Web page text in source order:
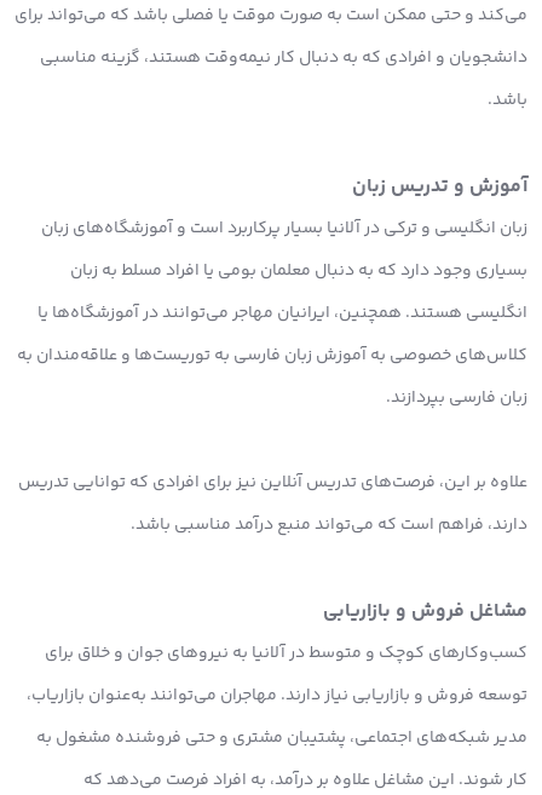
می‌کند و حتی ممکن است به صورت موقت یا فصلی باشد که می‌تواند برای
دانشجویان و افرادی که به دنبال کار نیمه‌وقت هستند، گزینه مناسبی
باشد.
آموزش و تدریس زبان
زبان انگلیسی و ترکی در آلانیا بسیار پرکاربرد است و آموزشگاه‌های زبان
بسیاری وجود دارد که به دنبال معلمان بومی یا افراد مسلط به زبان
انگلیسی هستند. همچنین، ایرانیان مهاجر می‌توانند در آموزشگاه‌ها یا
کلاس‌های خصوصی به آموزش زبان فارسی به توریست‌ها و علاقه‌مندان به
زبان فارسی بپردازند.
علاوه بر این، فرصت‌های تدریس آنلاین نیز برای افرادی که توانایی تدریس
دارند، فراهم است که می‌تواند منبع درآمد مناسبی باشد.
مشاغل فروش و بازاریابی
کسب‌وکارهای کوچک و متوسط در آلانیا به نیروهای جوان و خلاق برای
توسعه فروش و بازاریابی نیاز دارند. مهاجران می‌توانند به‌عنوان بازاریاب،
مدیر شبکه‌های اجتماعی، پشتیبان مشتری و حتی فروشنده مشغول به
کار شوند. این مشاغل علاوه بر درآمد، به افراد فرصت می‌دهد که